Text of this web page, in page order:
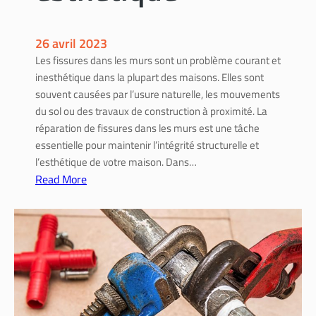
e
l
s
e
t
é
t
a
p
s
à
i
v
r
e
26 avril 2023
Les fissures dans les murs sont un problème courant et
inesthétique dans la plupart des maisons. Elles sont
souvent causées par l’usure naturelle, les mouvements
du sol ou des travaux de construction à proximité. La
réparation de fissures dans les murs est une tâche
essentielle pour maintenir l’intégrité structurelle et
l’esthétique de votre maison. Dans…
Read More
R
p
a
r